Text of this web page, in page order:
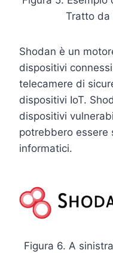
Tratto da
Shodan è un
dispositivi
telecamere di
dispositivi IoT.
dispositivi
potrebbero essere
informatici.
Figura 6. A